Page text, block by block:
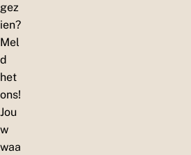
gez
ien?
Mel
d
het
ons!
Jou
w
waa